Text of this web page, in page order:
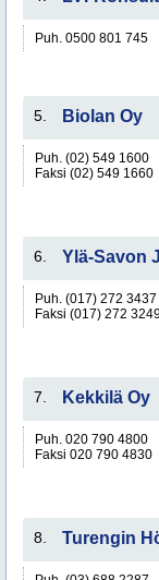
Puh. 0500 801 745
5. Biolan Oy
Puh. (02) 549 1600
Faksi (02) 549 1660
6. Ylä-Savon
Puh. (017) 272 3437
Faksi (017) 272
7. Kekkilä Oy
Puh. 020 790 4800
Faksi 020 790 4830
8. Turengin